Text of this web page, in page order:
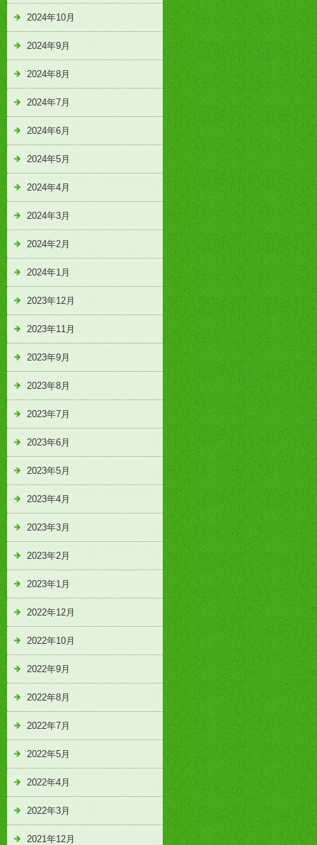
2024年10月
2024年9月
2024年8月
2024年7月
2024年6月
2024年5月
2024年4月
2024年3月
2024年2月
2024年1月
2023年12月
2023年11月
2023年9月
2023年8月
2023年7月
2023年6月
2023年5月
2023年4月
2023年3月
2023年2月
2023年1月
2022年12月
2022年10月
2022年9月
2022年8月
2022年7月
2022年5月
2022年4月
2022年3月
2021年12月